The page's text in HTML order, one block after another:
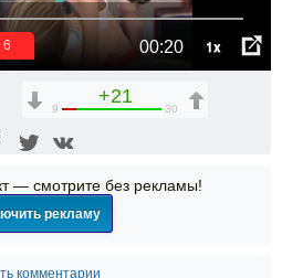
00:20 1x
6
+21
9 30
— смотрите без рекламы!
рекламу
комментарии